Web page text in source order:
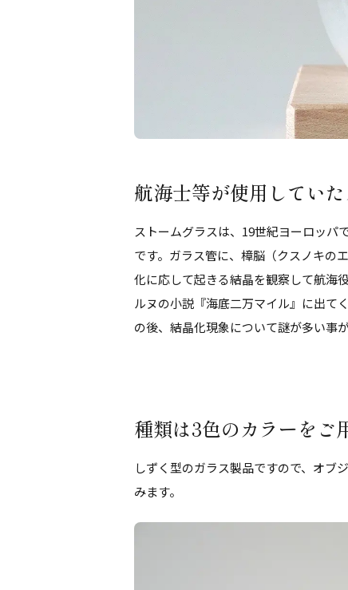
航海士等が使用してい
ストームグラスは、19世紀ヨーロッパ
です。ガラス管に、樟脳（クスノキの
化に応して起きる結晶を観察して航海
ルヌの小説『海底二万マイル』に出て
の後、結晶化現象について謎が多い事
種類は3色のカラーをご
しずく型のガラス製品ですので、オブ
みます。